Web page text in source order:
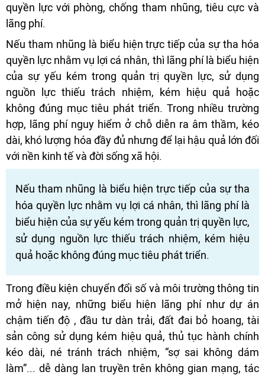
quyền lực với phòng, chống tham nhũng, tiêu cực và
lãng phí.
Nếu tham nhũng là biểu hiện trực tiếp của sự tha hóa
quyền lực nhằm vụ lợi cá nhân, thì lãng phí là biểu hiện
của sự yếu kém trong quản trị quyền lực, sử dụng
nguồn lực thiếu trách nhiệm, kém hiệu quả hoặc
không đúng mục tiêu phát triển. Trong nhiều trường
hợp, lãng phí nguy hiểm ở chỗ diễn ra âm thầm, kéo
dài, khó lượng hóa đầy đủ nhưng để lại hậu quả lớn đối
với nền kinh tế và đời sống xã hội.
Nếu tham nhũng là biểu hiện trực tiếp của sự tha
hóa quyền lực nhằm vụ lợi cá nhân, thì lãng phí là
biểu hiện của sự yếu kém trong quản trị quyền lực,
sử dụng nguồn lực thiếu trách nhiệm, kém hiệu
quả hoặc không đúng mục tiêu phát triển.
Trong điều kiện chuyển đổi số và môi trường thông tin
mở hiện nay, những biểu hiện lãng phí như dự án
chậm tiến độ , đầu tư dàn trải, đất đai bỏ hoang, tài
sản công sử dụng kém hiệu quả, thủ tục hành chính
kéo dài, né tránh trách nhiệm, “sợ sai không dám
làm”... dễ dàng lan truyền trên không gian mạng, tác